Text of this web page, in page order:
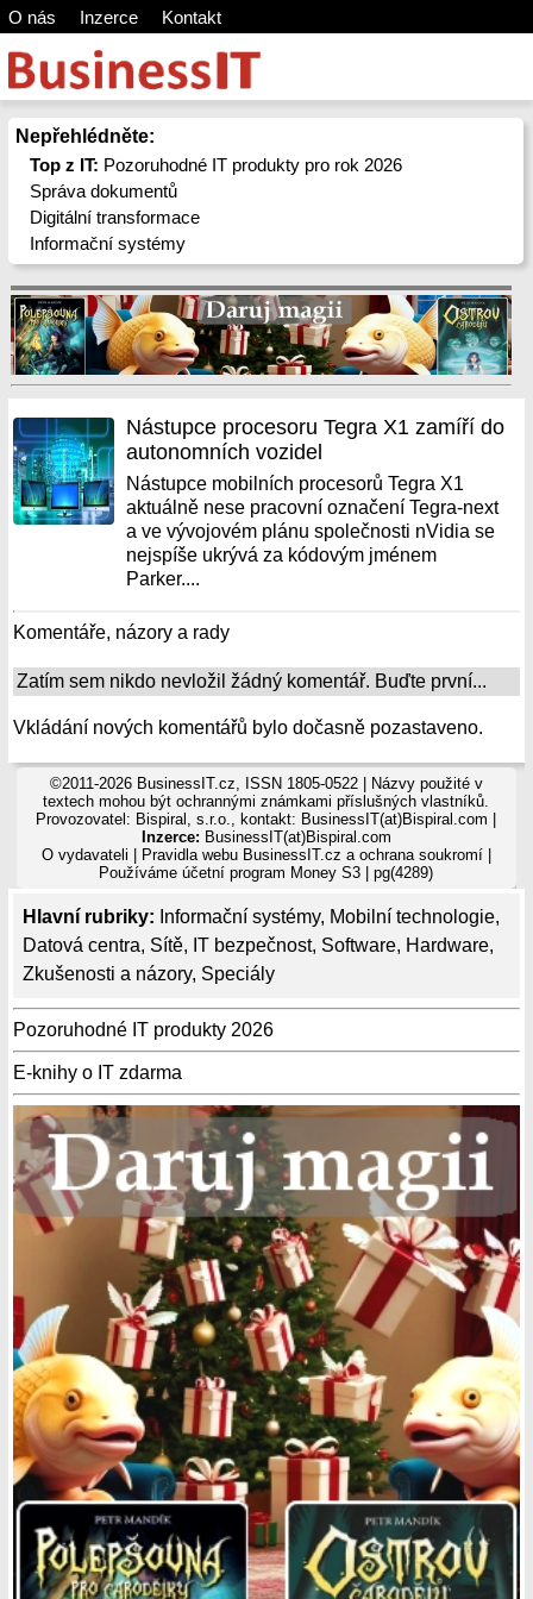
O nás Inzerce Kontakt
Nepřehlédněte:
Top z IT: Pozoruhodné IT produkty pro rok 2026
Správa dokumentů
Digitální transformace
Informační systémy
Hlavní rubriky: Informační systémy, Mobilní technologie,
Datová centra, Sítě, IT bezpečnost, Software, Hardware,
Zkušenosti a názory, Speciály
Pozoruhodné IT produkty 2026
E-knihy o IT zdarma
Nástupce procesoru Tegra X1 zamíří do
autonomních vozidel
Nástupce mobilních procesorů Tegra X1
aktuálně nese pracovní označení Tegra-next
a ve vývojovém plánu společnosti nVidia se
nejspíše ukrývá za kódovým jménem
Parker....
Komentáře, názory a rady
Zatím sem nikdo nevložil žádný komentář. Buďte první...
Vkládání nových komentářů bylo dočasně pozastaveno.
©2011-2026 BusinessIT.cz, ISSN 1805-0522 | Názvy použité v
textech mohou být ochrannými známkami příslušných vlastníků.
Provozovatel: Bispiral, s.r.o., kontakt: BusinessIT(at)Bispiral.com |
Inzerce: BusinessIT(at)Bispiral.com
O vydavateli
Pravidla webu BusinessIT.cz a ochrana soukromí|
Používámeúčetní program Money S3 | pg(4289)